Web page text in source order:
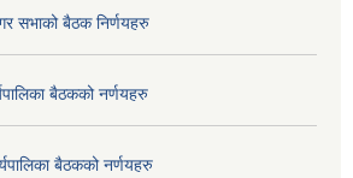
सभाको बैठक निर्णयहरु
बैठकको नर्णयहरु
बैठकको नर्णयहरु